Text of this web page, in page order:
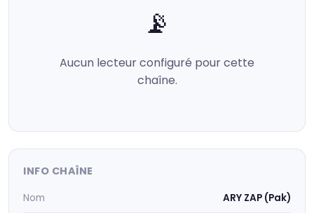
📡
Aucun lecteur configuré pour cette
chaîne.
INFO CHAÎNE
Nom
ARY ZAP (Pak)